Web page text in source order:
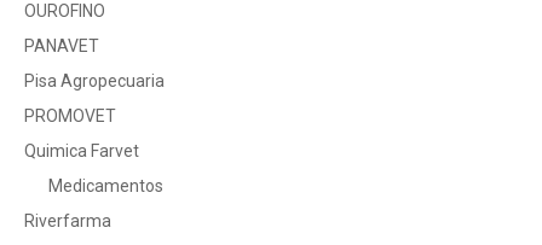
OUROFINO
PANAVET
Pisa Agropecuaria
PROMOVET
Quimica Farvet
Medicamentos
Riverfarma